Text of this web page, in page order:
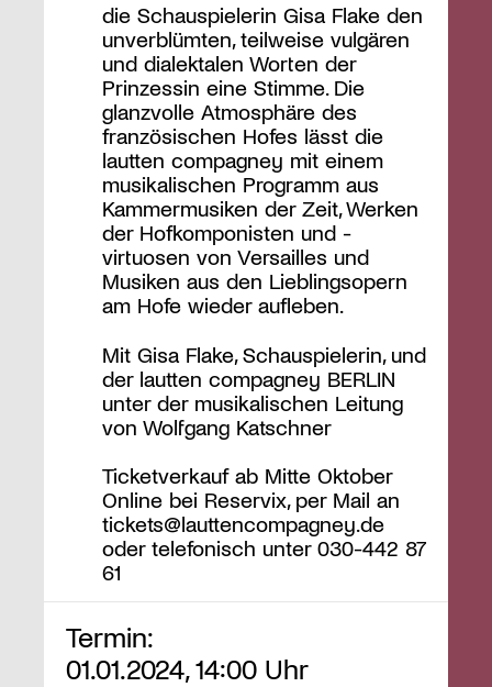
die Schauspielerin Gisa Flake den
unverblümten, teilweise vulgären
und dialektalen Worten der
Prinzessin eine Stimme. Die
glanzvolle Atmosphäre des
französischen Hofes lässt die
lautten compagney mit einem
musikalischen Programm aus
Kammermusiken der Zeit, Werken
der Hofkomponisten und -
virtuosen von Versailles und
Musiken aus den Lieblingsopern
am Hofe wieder aufleben.
Mit Gisa Flake, Schauspielerin, und
der lautten compagney BERLIN
unter der musikalischen Leitung
von Wolfgang Katschner
Ticketverkauf ab Mitte Oktober
Online bei Reservix, per Mail an
tickets@lauttencompagney.de
oder telefonisch unter 030-442 87
61
Termin:
01.01.2024, 14:00 Uhr